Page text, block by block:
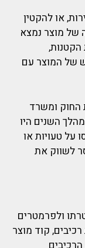
או להקטין
של מוצר נמצא
של המוצר עם
החוק ומשרד
השנים היו
על טעויות או
לשווק את
ולפרמטרים
קוד מוצר